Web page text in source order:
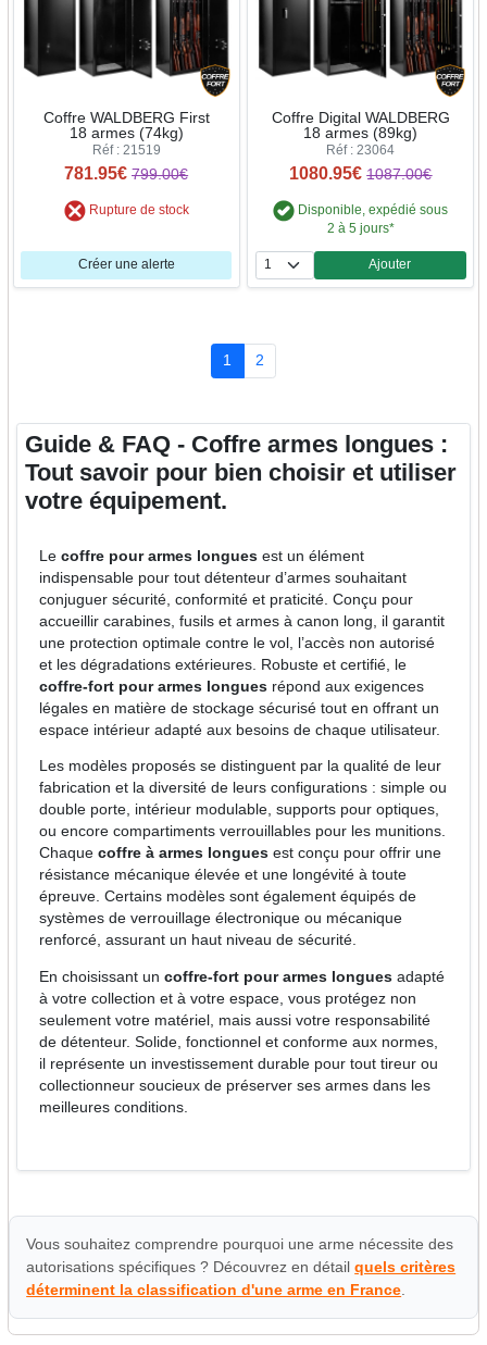
Coffre WALDBERG First
18 armes (74kg)
Réf : 21519
781.95€ 799.00€
Rupture de stock
Créer une alerte
Coffre Digital WALDBERG
18 armes (89kg)
Réf : 23064
1080.95€ 1087.00€
Disponible, expédié sous
2 à 5 jours*
Quantité
Ajouter
1 2
Guide & FAQ - Coffre armes longues :
Tout savoir pour bien choisir et utiliser
votre équipement.
Lecoffre pour armes longues est un élément
indispensable pour tout détenteur d’armes souhaitant
conjuguer sécurité, conformité et praticité. Conçu pour
accueillir carabines, fusils et armes à canon long, il garantit
une protection optimale contre le vol, l’accès non autorisé
et les dégradations extérieures. Robuste et certifié, le
coffre-fort pour armes longues répond aux exigences
légales en matière de stockage sécurisé tout en offrant un
espace intérieur adapté aux besoins de chaque utilisateur.
Les modèles proposés se distinguent par la qualité de leur
fabrication et la diversité de leurs configurations : simple ou
double porte, intérieur modulable, supports pour optiques,
ou encore compartiments verrouillables pour les munitions.
Chaquecoffre à armes longues est conçu pour offrir une
résistance mécanique élevée et une longévité à toute
épreuve. Certains modèles sont également équipés de
systèmes de verrouillage électronique ou mécanique
renforcé, assurant un haut niveau de sécurité.
En choisissant uncoffre-fort pour armes longues adapté
à votre collection et à votre espace, vous protégez non
seulement votre matériel, mais aussi votre responsabilité
de détenteur. Solide, fonctionnel et conforme aux normes,
il représente un investissement durable pour tout tireur ou
collectionneur soucieux de préserver ses armes dans les
meilleures conditions.
Vous souhaitez comprendre pourquoi une arme nécessite des
autorisations spécifiques ? Découvrez en détailquels critères
déterminent la classification d'une arme en France